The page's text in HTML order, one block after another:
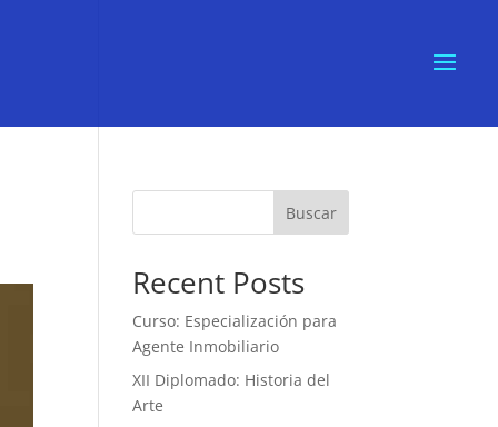
Buscar
Recent Posts
Curso: Especialización para
Agente Inmobiliario
XII Diplomado: Historia del
Arte